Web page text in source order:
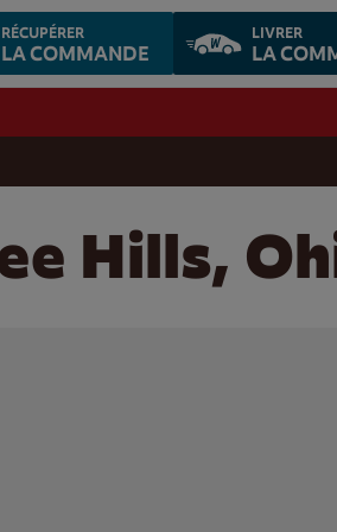
RÉCUPÉRER
LA COMMANDE
LIVRER
LA
Hills,